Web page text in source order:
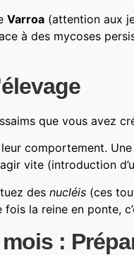
Varroa (attention aux
à des mycoses
que vous avez
comportement.
vite (introduction
des nucléis (ces
la reine en ponte,
: